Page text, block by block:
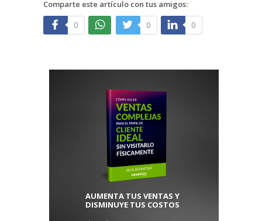
Comparte este artículo con tus amigos:
0 0 0
AUMENTA TUS VENTAS Y
DISMINUYE TUS COSTOS